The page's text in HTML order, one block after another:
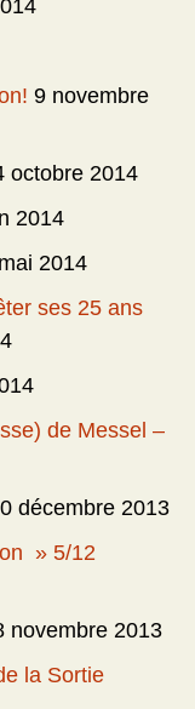
9 novembre
octobre 2014
2014
2014
ses 25 ans
de Messel –
décembre 2013
» 5/12
novembre 2013
la Sortie